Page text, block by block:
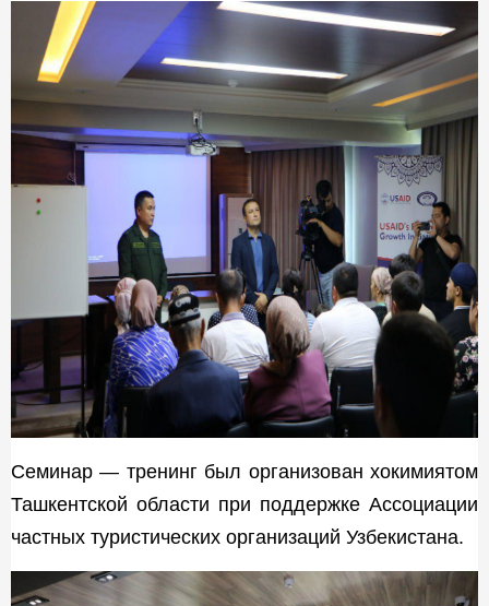
Семинар — тренинг был организован хокимиятом
Ташкентской области при поддержке Ассоциации
частных туристических организаций Узбекистана.